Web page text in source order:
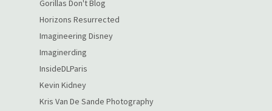
Gorillas Don't Blog
Horizons Resurrected
Imagineering Disney
Imaginerding
InsideDLParis
Kevin Kidney
Kris Van De Sande Photography